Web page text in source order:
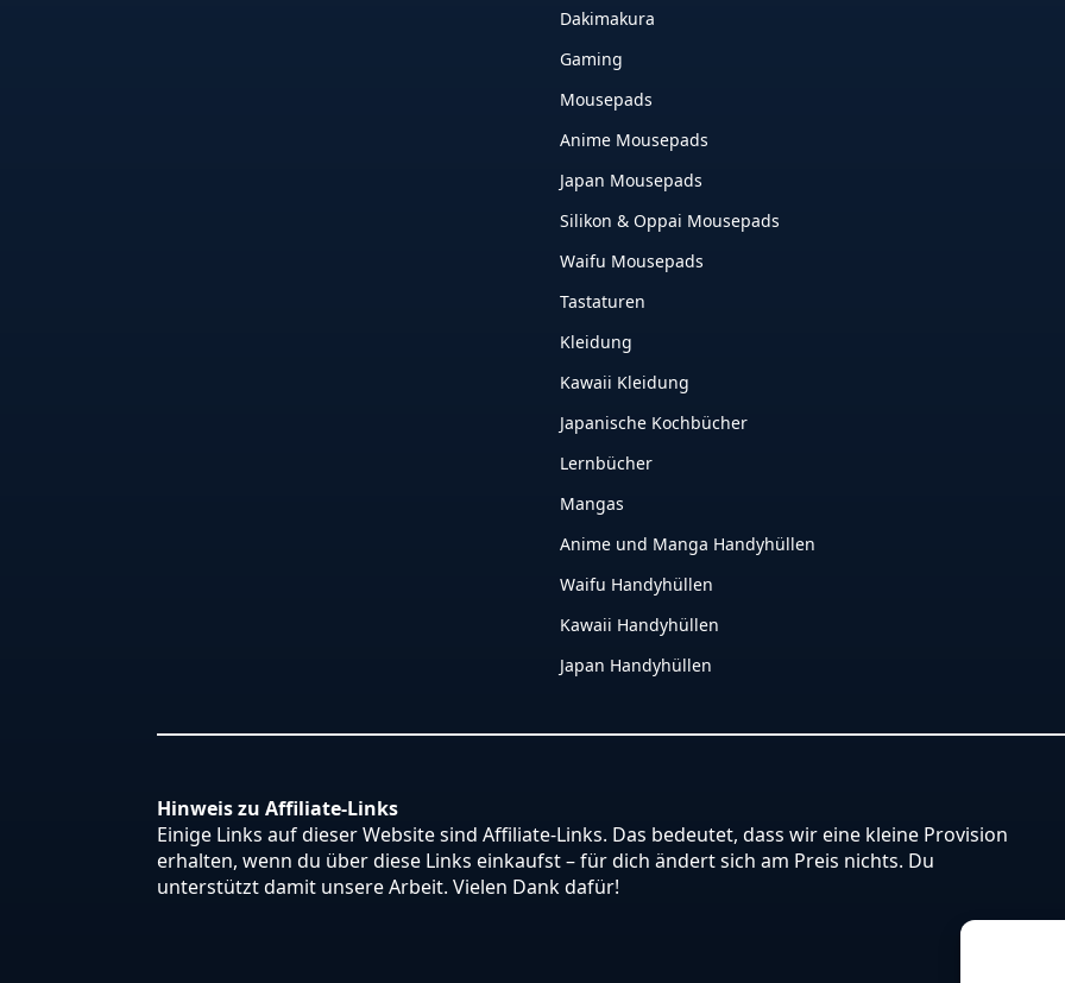
Dakimakura
Gaming
Mousepads
Anime Mousepads
Japan Mousepads
Silikon & Oppai Mousepads
Waifu Mousepads
Tastaturen
Kleidung
Kawaii Kleidung
Japanische Kochbücher
Lernbücher
Mangas
Anime und Manga Handyhüllen
Waifu Handyhüllen
Kawaii Handyhüllen
Japan Handyhüllen
Hinweis zu Affiliate-Links
Einige Links auf dieser Website sind Affiliate-Links. Das bedeutet, dass wir eine kleine Provision
erhalten, wenn du über diese Links einkaufst – für dich ändert sich am Preis nichts. Du
unterstützt damit unsere Arbeit. Vielen Dank dafür!